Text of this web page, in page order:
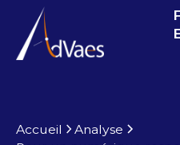
Accueil
Analyse